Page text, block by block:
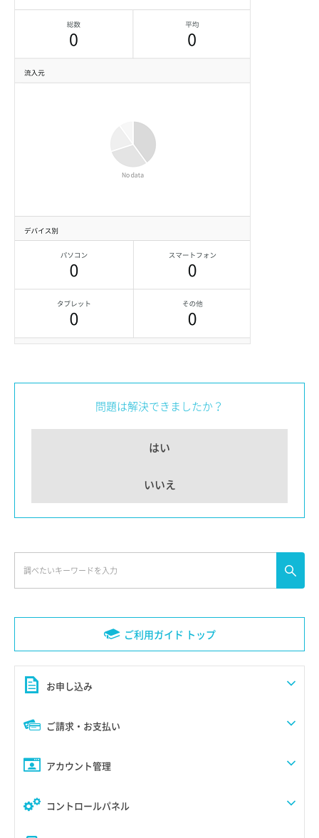
ご利用ガイド トップ
お申し込み
ご請求・お支払い
アカウント管理
コントロールパネル
問題は解決できましたか？
はい
いいえ